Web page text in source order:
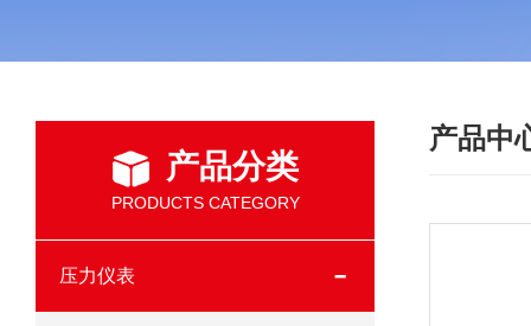
产品分类
PRODUCTS CATEGORY
压力仪表
产品中